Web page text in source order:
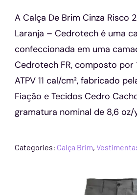
A Calça De Brim Cinza Risco
Laranja – Cedrotech é uma
confeccionada em uma
Cedrotech FR, composto por
ATPV 11 cal/cm², fabricado
Fiação e Tecidos Cedro
gramatura nominal de 8,6 oz/
Categories: Calça Brim,